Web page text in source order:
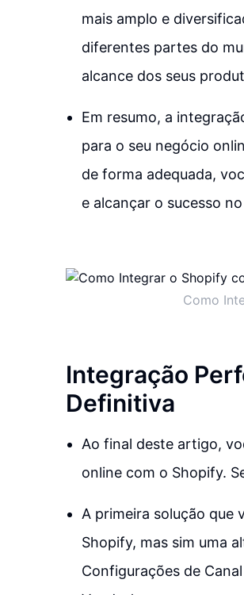
mais amplo e
diferentes partes do
alcance dos seus
Em resumo, a
para o seu negócio
de forma adequada,
e alcançar o sucesso
Como
Integração
Definitiva
Ao final deste artigo,
online com o Shopify.
A primeira solução que
Shopify, mas sim uma
Configurações de